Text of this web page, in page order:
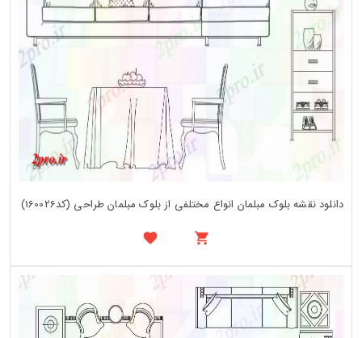
دانلود نقشه بلوک مبلمان انواع مختلفی از بلوک مبلمان طراحی (کد160026)